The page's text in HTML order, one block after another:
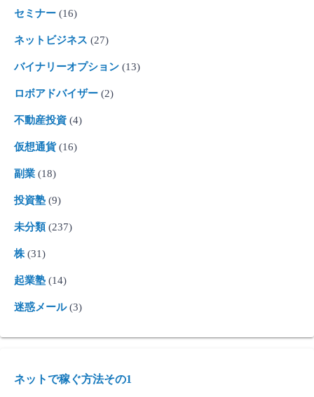
セミナー (16)
ネットビジネス (27)
バイナリーオプション (13)
ロボアドバイザー (2)
不動産投資 (4)
仮想通貨(16)
副業 (18)
投資塾 (9)
未分類(237)
株 (31)
起業塾 (14)
迷惑メール(3)
ネットで稼ぐ方法その1